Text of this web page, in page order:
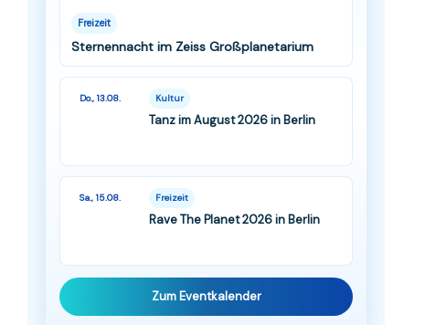
Freizeit
Sternennacht im Zeiss Großplanetarium
Do., 13.08. Kultur
Tanz im August 2026 in Berlin
Sa., 15.08. Freizeit
Rave The Planet 2026 in Berlin
Zum Eventkalender